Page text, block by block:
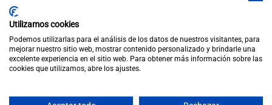
Utilizamos cookies
Podemos utilizarlas para el análisis de los datos de nuestros visitantes, para
mejorar nuestro sitio web, mostrar contenido personalizado y brindarle una
excelente experiencia en el sitio web. Para obtener más información sobre las
cookies que utilizamos, abre los ajustes.